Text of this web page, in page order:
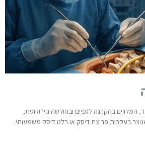
המלווים בהקרנה לגפיים ובחולשה נוירולוגית,
בעקבות פריצת דיסק או בלט דיסק משמעותי.